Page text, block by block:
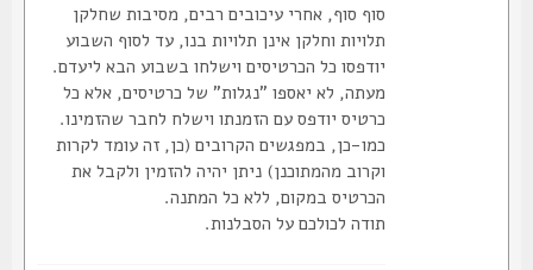
סוף סוף, אחרי עיכובים רבים, מסיבות שחלקן
תלויות וחלקן אינן תלויות בנו, עד לסוף השבוע
יודפסו כל הכרטיסים וישלחו בשבוע הבא ליעדם.
מעתה, לא יאספו "נגלות" של כרטיסים, אלא כל
כרטיס יודפס עם הזמנתו וישלח לחבר שהזמינו.
כמו-כן, במפגשים הקרובים (כן, זה עומד לקרות
וקרוב מהמתוכנן) ניתן יהיה להזמין ולקבל את
הכרטיס במקום, ללא כל המתנה.
תודה לכולכם על הסבלנות.